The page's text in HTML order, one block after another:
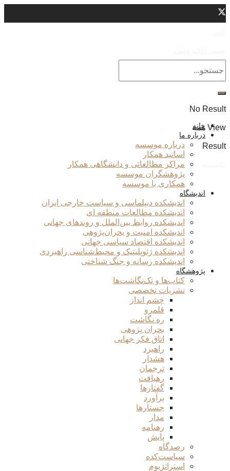
No Result
View همه
Result
یکشنبه, مرداد 18, 1405
خانه
درباره ما
درباره موسسه
اساتید همکار
مراکز مطالعاتی و دانشگاهی همکار
پژوهشگران موسسه
همکاری با موسسه
اندیشگاه
اندیشکده دیپلماسی و سیاست خارجی ایران
اندیشکده مطالعات منطقه ای
اندیشکده روابط بین‌الملل و روندهای جهانی
اندیشکده امنیت و بحران‌پژوهی
اندیشکده اقتصاد سیاسی جهانی
اندیشکده ژئوپلیتیک و محیط‌شناسی راهبردی
اندیشکده رسانه و جنگ شناختی
پژوهشگاه
کتاب‌ها و تک‌نگاشت‌ها
نشریات تخصصی
چشم انداز
قلمرو
ره نگاشت
بحران پژوهی
اتاق فکر جهانی
راهبرد
هشدار
ترجمان
رهیافت
گفتارها
برآورد
جستارها
مدار
رهنامه
پایش
رصدگاه
سیاست‌کده
استراتژیوم